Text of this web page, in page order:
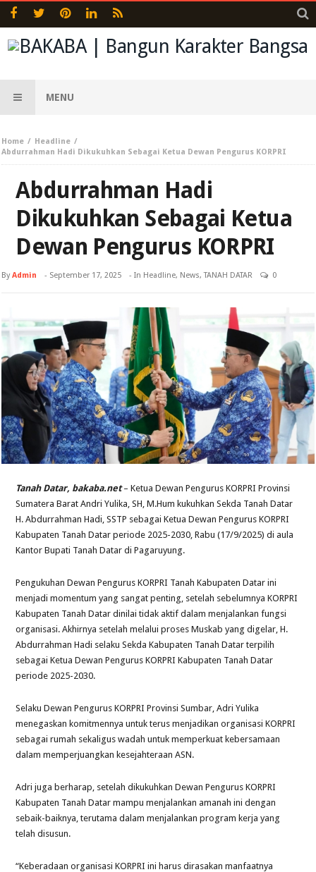
MENU
Home
Headline
Abdurrahman Hadi Dikukuhkan Sebagai Ketua Dewan Pengurus KORPRI
Abdurrahman Hadi
Dikukuhkan Sebagai Ketua
Dewan Pengurus KORPRI
ByAdmin - September 17, 2025 - In Headline, News,TANAH DATAR 0
Tanah Datar, bakaba.net– Ketua Dewan Pengurus KORPRI Provinsi
Sumatera Barat Andri Yulika, SH, M.Hum kukuhkan Sekda Tanah Datar
H. Abdurrahman Hadi, SSTP sebagai Ketua Dewan Pengurus KORPRI
Kabupaten Tanah Datar periode 2025-2030, Rabu (17/9/2025) di aula
Kantor Bupati Tanah Datar di Pagaruyung.
Pengukuhan Dewan Pengurus KORPRI Tanah Kabupaten Datar ini
menjadi momentum yang sangat penting, setelah sebelumnya KORPRI
Kabupaten Tanah Datar dinilai tidak aktif dalam menjalankan fungsi
organisasi. Akhirnya setelah melalui proses Muskab yang digelar, H.
Abdurrahman Hadi selaku Sekda Kabupaten Tanah Datar terpilih
sebagai Ketua Dewan Pengurus KORPRI Kabupaten Tanah Datar
periode 2025-2030.
Selaku Dewan Pengurus KORPRI Provinsi Sumbar, Adri Yulika
menegaskan komitmennya untuk terus menjadikan organisasi KORPRI
sebagai rumah sekaligus wadah untuk memperkuat kebersamaan
dalam memperjuangkan kesejahteraan ASN.
Adri juga berharap, setelah dikukuhkan Dewan Pengurus KORPRI
Kabupaten Tanah Datar mampu menjalankan amanah ini dengan
sebaik-baiknya, terutama dalam menjalankan program kerja yang
telah disusun.
“Keberadaan organisasi KORPRI ini harus dirasakan manfaatnya